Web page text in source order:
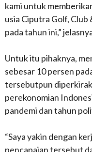
kami untuk
usia Ciputra Golf,
pada tahun ini,”
Untuk itu pihaknya,
sebesar 10 persen
tersebutpun
perekonomian
pandemi dan tahun
“Saya yakin dengan
pencapaian tersebut